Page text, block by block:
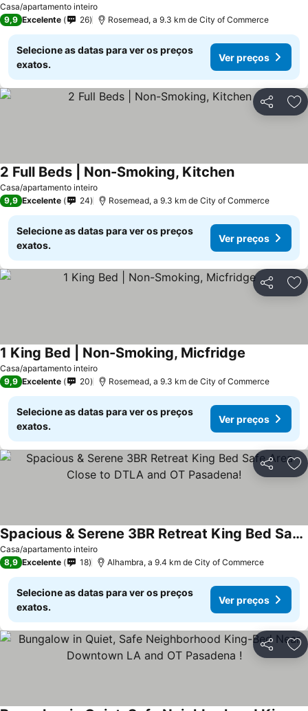
Casa/apartamento inteiro
9,9 Excelente 26 Rosemead, a 9.3 km de City of Commerce
Selecione as datas para ver os preços
exatos.
Ver preços
Partilhar
Casa/apartamento inteiro
2 Full Beds | Non-Smoking, Kitchen
9,9 Excelente 24 Rosemead, a 9.3 km de City of Commerce
Selecione as datas para ver os preços
exatos.
Ver preços
Partilhar
Casa/apartamento inteiro
1 King Bed | Non-Smoking, Micfridge
9,9 Excelente 20 Rosemead, a 9.3 km de City of Commerce
Selecione as datas para ver os preços
exatos.
Ver preços
Partilhar
Casa/apartamento inteiro
Spacious & Serene 3BR Retreat King Bed Safe Area Close to DTLA and OT Pasadena!
8,9 Excelente 18 Alhambra, a 9.4 km de City of Commerce
Selecione as datas para ver os preços
exatos.
Ver preços
Partilhar